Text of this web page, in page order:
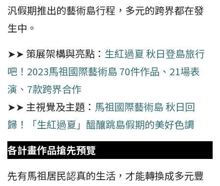
汎假期推出的藝術島行程，多元的跨界都在發
生中。
➤➤ 策展架構與亮點： 生紅過夏 秋日登島旅行
吧！2023馬祖國際藝術島 70件作品、21場表
演、7款跨界合作
➤➤ 主視覺及主題： 馬祖國際藝術島 秋日回
歸！「生紅過夏」醞釀跳島假期的美好色調
各計畫作品搶先預覽
先有馬祖居民認真的生活，才能轉換成多元豐